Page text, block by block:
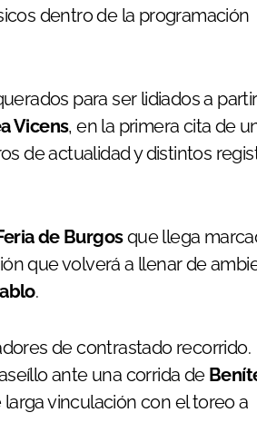
dentro de la programación
para ser lidiados a
Vicens, en la primera cita de
de actualidad y distintos
de Burgosque llega
que volverá a llenar de
.
de contrastado recorrido.
ante una corrida de
vinculación con el toreo a